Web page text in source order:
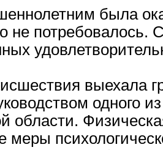
была
не потребовалось.
выехала
одного
области.
меры